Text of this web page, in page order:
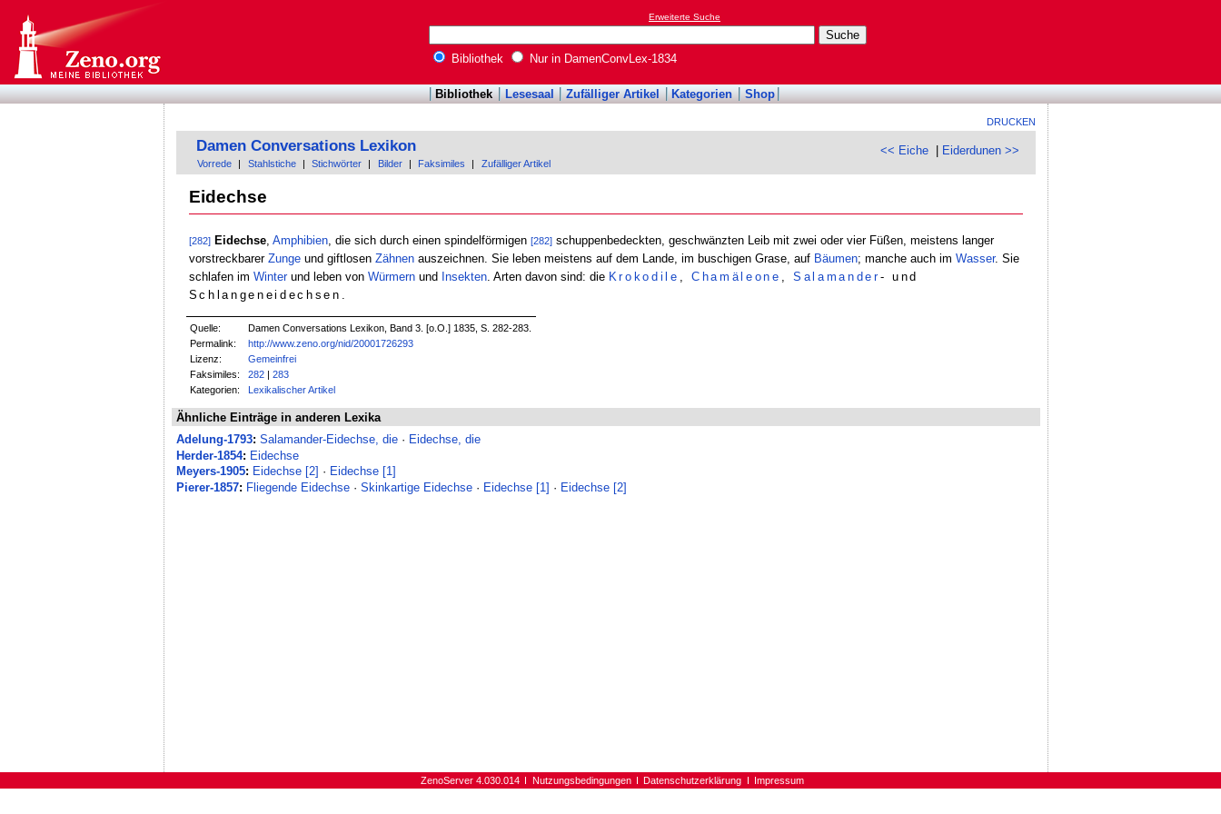
Erweiterte Suche
Bibliothek Nur in DamenConvLex-1834
Bibliothek Lesesaal Zufälliger Artikel Kategorien Shop
DRUCKEN
<< Eiche Eiderdunen >>
Damen Conversations Lexikon
Vorrede Stahlstiche Stichwörter Bilder Faksimiles Zufälliger Artikel
Eidechse
[282] Eidechse, Amphibien, die sich durch einen spindelförmigen [282]schuppenbedeckten, geschwänzten Leib mit zwei oder vier Füßen, meistens langer
vorstreckbarer Zungeund giftlosen Zähnenauszeichnen. Sie leben meistens auf dem Lande, im buschigen Grase, auf Bäumen; manche auch im Wasser. Sie
schlafen im Winterund leben von Würmernund Insekten. Arten davon sind: die Krokodile Chamäleone ,Salamander- und
Schlangeneidechsen
Quelle:
Damen Conversations Lexikon, Band 3. [o.O.] 1835, S. 282-283.
Permalink:
http://www.zeno.org/nid/20001726293
Lizenz:
Gemeinfrei
Faksimiles:
282 |283
Kategorien:
Lexikalischer Artikel
Ähnliche Einträge in anderen Lexika
Adelung-1793: Salamander-Eidechse, die · Eidechse, die
Herder-1854: Eidechse
Meyers-1905: Eidechse [2] · Eidechse [1]
Pierer-1857: Fliegende Eidechse ·Skinkartige Eidechse · Eidechse [1] · Eidechse [2]
ZenoServer 4.030.014 Nutzungsbedingungen Datenschutzerklärung Impressum